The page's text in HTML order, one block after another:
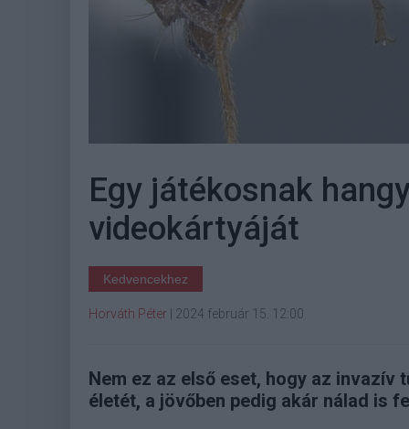
Egy játékosnak
videokártyáját
Kedvencekhez
Horváth Péter 2024 február 15. 12:00
Nem ez az első eset, hogy az
életét, a jövőben pedig akár nálad is